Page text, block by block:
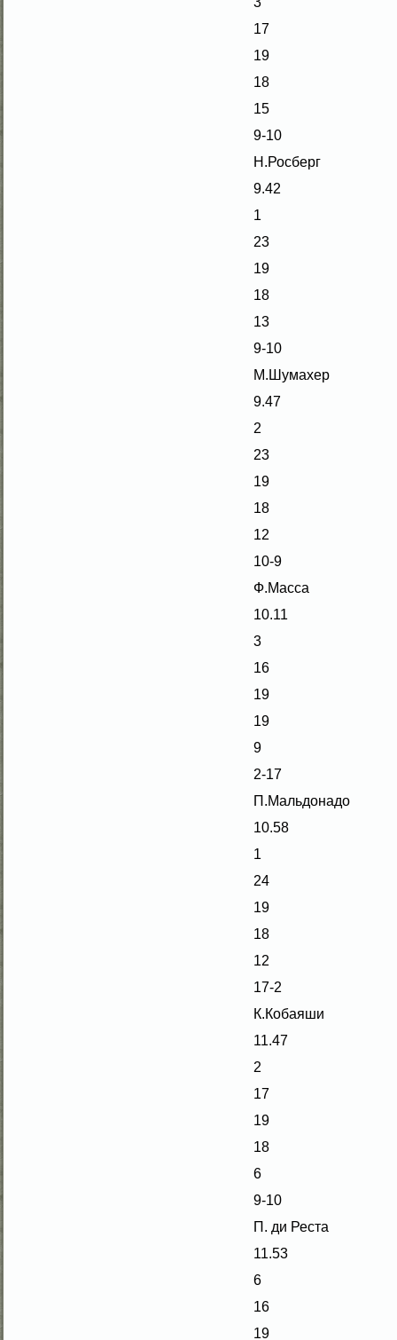
17
19
18
15
9-10
Н.Росберг
9.42
1
23
19
18
13
9-10
М.Шумахер
9.47
2
23
19
18
12
10-9
Ф.Масса
10.11
3
16
19
19
9
2-17
П.Мальдонадо
10.58
1
24
19
18
12
17-2
К.Кобаяши
11.47
2
17
19
18
6
9-10
П. ди Реста
11.53
6
16
19